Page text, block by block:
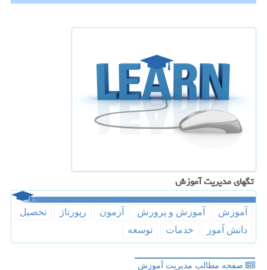
تگهای مدیریت آموزش
آموزش آموزش و پرورش آزمون رپورتاژ
تحصیل
دانش آموز
خدمات توسعه
صفحه مطالب مدیریت آموزش